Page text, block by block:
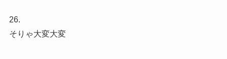
26.
そりゃ大変大変